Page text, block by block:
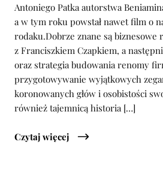
Antoniego Patka autorstwa
a w tym roku powstał nawet film o
rodaku.Dobrze znane są biznesowe
z Franciszkiem Czapkiem, a
oraz strategia budowania renomy
przygotowywanie wyjątkowych
koronowanych głów i osobistości
również tajemnicą historia […]
Czytaj więcej